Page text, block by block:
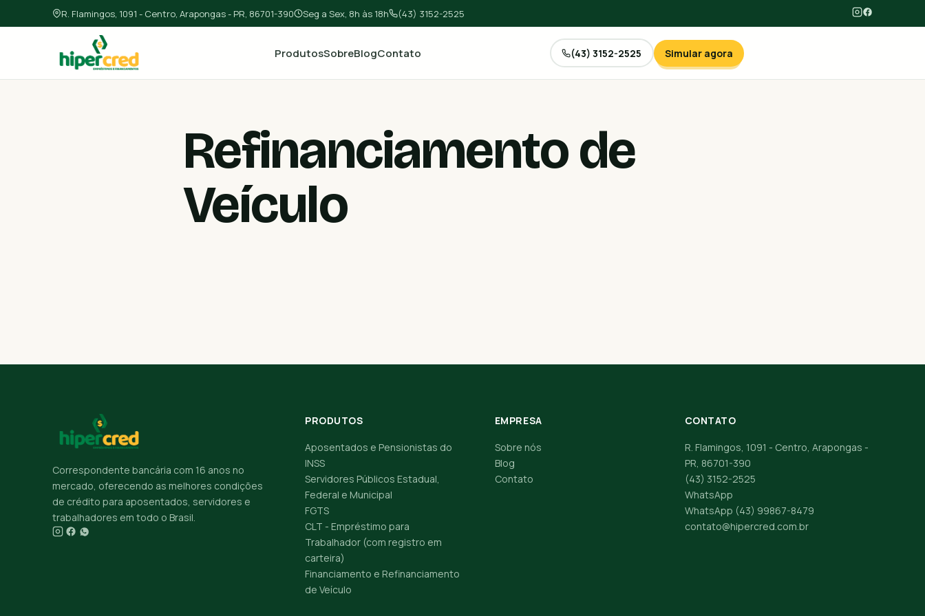
R. Flamingos, 1091 - Centro, Arapongas - PR, 86701-390 Seg a Sex, 8h às 18h (43) 3152-2525
ProdutosSobreBlogContato (43) 3152-2525 Simular agora
Refinanciamento de
Veículo
Correspondente bancária com 16 anos no
mercado, oferecendo as melhores condições
de crédito para aposentados, servidores e
trabalhadores em todo o Brasil.
PRODUTOS
Aposentados e Pensionistas do
INSS
Servidores Públicos Estadual,
Federal e Municipal
FGTS
CLT - Empréstimo para
Trabalhador (com registro em
carteira)
Financiamento e Refinanciamento
de Veículo
EMPRESA
Sobre nós
Blog
Contato
CONTATO
R. Flamingos, 1091 - Centro, Arapongas -
PR, 86701-390
(43) 3152-2525
WhatsApp
WhatsApp (43) 99867-8479
contato@hipercred.com.br